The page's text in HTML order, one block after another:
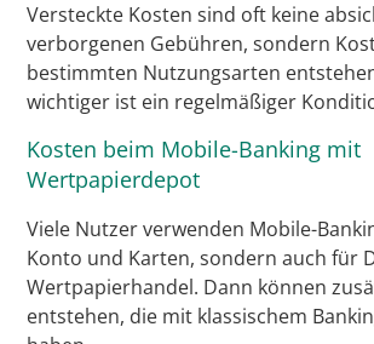
Versteckte Kosten sind oft keine
verborgenen Gebühren, sondern
bestimmten Nutzungsarten
wichtiger ist ein regelmäßiger
Kosten beim Mobile-Banking mit
Wertpapierdepot
Viele Nutzer verwenden Mobile-
Konto und Karten, sondern auch für
Wertpapierhandel. Dann können
entstehen, die mit klassischem